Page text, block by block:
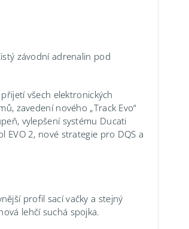
závodní adrenalin pod
všech elektronických
zavedení nového „Track Evo“
vylepšení systému Ducati
EVO 2, nové strategie pro DQS a
profil sací vačky a stejný
lehčí suchá spojka.